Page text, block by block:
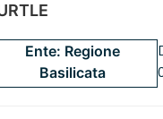
Ente: Regione
Basilicata